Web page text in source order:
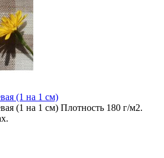
(1 на 1 см)
(1 на 1 см) Плотность 180 г/м2.